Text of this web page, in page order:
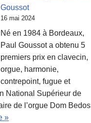
Goussot
16 mai 2024
Né en 1984 à Bordeaux,
Paul Goussot a obtenu 5
premiers prix en clavecin,
orgue, harmonie,
contrepoint, fugue et
National Supérieur de
de l’orgue Dom Bedos
»